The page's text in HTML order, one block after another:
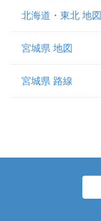
北海道・東北 地図
宮城県 地図
宮城県 路線